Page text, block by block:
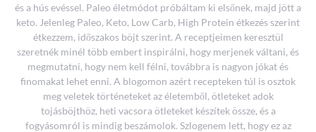
és a hús evéssel. Paleo életmódot próbáltam ki elsőnek, majd jött a
keto. Jelenleg Paleo, Keto, Low Carb, High Protein étkezés szerint
étkezzem, időszakos böjt szerint. A receptjeimen keresztül
szeretnék minél több embert inspirálni, hogy merjenek váltani, és
megmutatni, hogy nem kell félni, továbbra is nagyon jókat és
finomakat lehet enni. A blogomon azért recepteken túl is osztok
meg veletek történeteket az életemből, ötleteket adok
tojásböjthöz, heti vacsora ötleteket készítek össze, és a
fogyásomról is mindig beszámolok. Szlogenem lett, hogy ez az